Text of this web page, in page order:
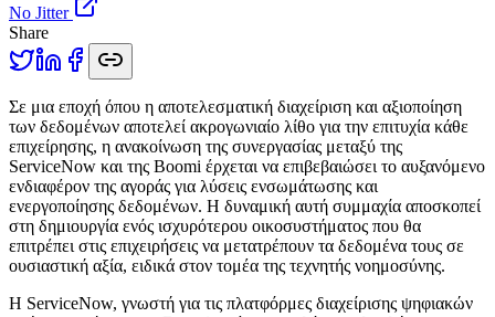
No Jitter
Share
Σε μια εποχή όπου η αποτελεσματική διαχείριση και αξιοποίηση
των δεδομένων αποτελεί ακρογωνιαίο λίθο για την επιτυχία κάθε
επιχείρησης, η ανακοίνωση της συνεργασίας μεταξύ της
ServiceNow και της Boomi έρχεται να επιβεβαιώσει το αυξανόμενο
ενδιαφέρον της αγοράς για λύσεις ενσωμάτωσης και
ενεργοποίησης δεδομένων. Η δυναμική αυτή συμμαχία αποσκοπεί
στη δημιουργία ενός ισχυρότερου οικοσυστήματος που θα
επιτρέπει στις επιχειρήσεις να μετατρέπουν τα δεδομένα τους σε
ουσιαστική αξία, ειδικά στον τομέα της τεχνητής νοημοσύνης.
Η ServiceNow, γνωστή για τις πλατφόρμες διαχείρισης ψηφιακών